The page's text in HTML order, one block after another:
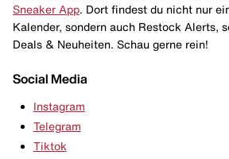
Sneaker App . Dort findest du nicht nur
Kalender, sondern auch Restock Alerts,
Deals & Neuheiten. Schau gerne rein!
Social Media
Instagram
Telegram
Tiktok